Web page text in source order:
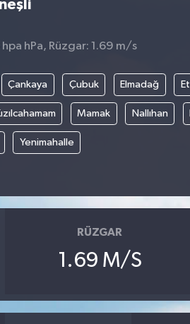
hPa, Rüzgar: 1.69 m/s
Çankaya Çubuk Elmadağ
Mamak Nallıhan
Yenimahalle
RÜZGAR
1.69 M/S